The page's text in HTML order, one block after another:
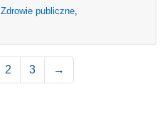
Zdrowie publiczne,
2 3 →